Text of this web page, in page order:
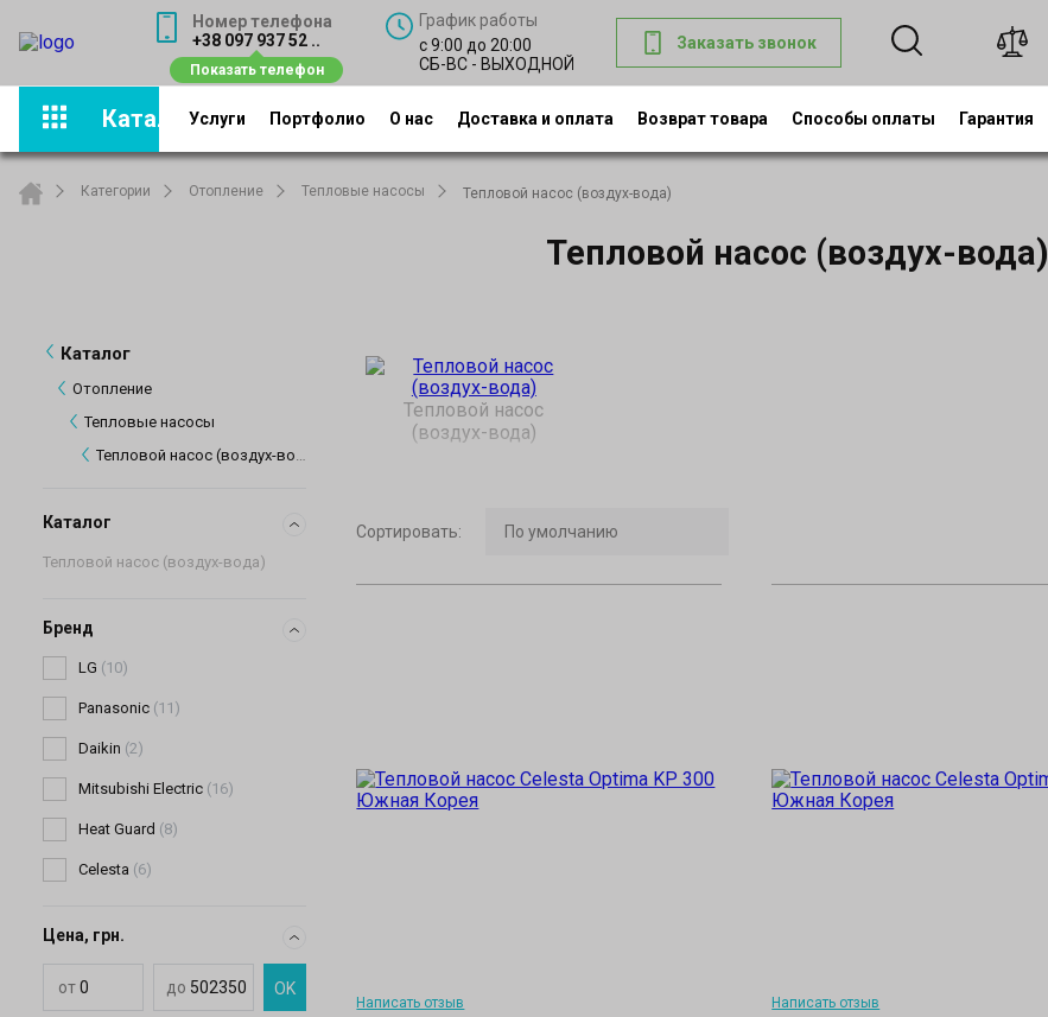
Номер телефона
+38 097 937 52 ..
График работы
с 9:00 до 20:00
СБ-ВС - ВЫХОДНОЙ
Заказать звонок
Услуги Портфолио О нас Доставка и оплата Возврат товара Способы оплаты Гарантия
Каталог
Категории Отопление Тепловые насосы Тепловой насос (воздух-вода)
Тепловой насос (воздух-вода)
Каталог
Отопление
Тепловые насосы
Каталог
Тепловой насос (воздух-вода)
Бренд
Цена, грн.
от до OK
Тепловой насос
(воздух-вода)
Сортировать:
Написать отзыв Написать отзыв